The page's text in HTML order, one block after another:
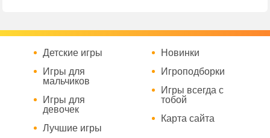
Детские игры
Игры для
мальчиков
Игры для
девочек
Лучшие игры
Новинки
Игроподборки
Игры всегда с
тобой
Карта сайта